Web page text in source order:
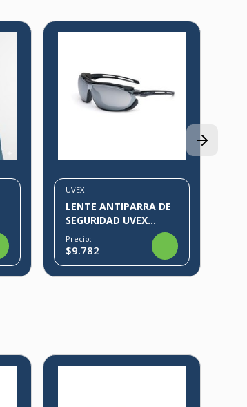
UVEX
LENTE ANTIPARRA DE
SEGURIDAD UVEX
TIRADE
Precio:
$9.782